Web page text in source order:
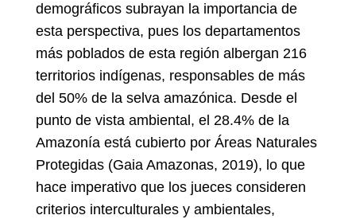
demográficos subrayan la importancia de
esta perspectiva, pues los departamentos
más poblados de esta región albergan 216
territorios indígenas, responsables de más
del 50% de la selva amazónica. Desde el
punto de vista ambiental, el 28.4% de la
Amazonía está cubierto por Áreas Naturales
Protegidas (Gaia Amazonas, 2019), lo que
hace imperativo que los jueces consideren
criterios interculturales y ambientales,